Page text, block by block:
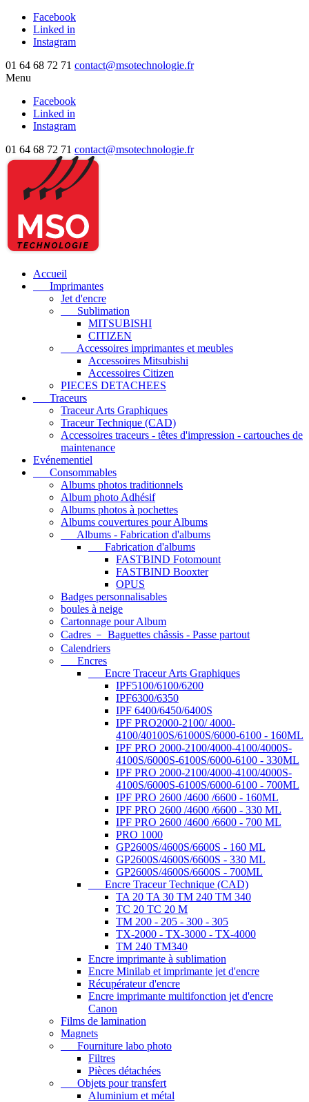
Facebook
Linked in
Instagram
01 64 68 72 71 contact@msotechnologie.fr
Menu
Facebook
Linked in
Instagram
01 64 68 72 71 contact@msotechnologie.fr
Accueil
Imprimantes
Jet d'encre
Sublimation
MITSUBISHI
CITIZEN
Accessoires imprimantes et meubles
Accessoires Mitsubishi
Accessoires Citizen
PIECES DETACHEES
Traceurs
Traceur Arts Graphiques
Traceur Technique (CAD)
Accessoires traceurs - têtes d'impression - cartouches de
maintenance
Evénementiel
Consommables
Albums photos traditionnels
Album photo Adhésif
Albums photos à pochettes
Albums couvertures pour Albums
Albums - Fabrication d'albums
Fabrication d'albums
FASTBIND Fotomount
FASTBIND Booxter
OPUS
Badges personnalisables
boules à neige
Cartonnage pour Album
Cadres ﹣ Baguettes châssis - Passe partout
Calendriers
Encres
Encre Traceur Arts Graphiques
IPF5100/6100/6200
IPF6300/6350
IPF 6400/6450/6400S
IPF PRO2000-2100/ 4000-
4100/40100S/61000S/6000-6100 - 160ML
IPF PRO 2000-2100/4000-4100/4000S-
4100S/6000S-6100S/6000-6100 - 330ML
IPF PRO 2000-2100/4000-4100/4000S-
4100S/6000S-6100S/6000-6100 - 700ML
IPF PRO 2600 /4600 /6600 - 160ML
IPF PRO 2600 /4600 /6600 - 330 ML
IPF PRO 2600 /4600 /6600 - 700 ML
PRO 1000
GP2600S/4600S/6600S - 160 ML
GP2600S/4600S/6600S - 330 ML
GP2600S/4600S/6600S - 700ML
Encre Traceur Technique (CAD)
TA 20 TA 30 TM 240 TM 340
TC 20 TC 20 M
TM 200 - 205 - 300 - 305
TX-2000 - TX-3000 - TX-4000
TM 240 TM340
Encre imprimante à sublimation
Encre Minilab et imprimante jet d'encre
Récupérateur d'encre
Encre imprimante multifonction jet d'encre
Canon
Films de lamination
Magnets
Fourniture labo photo
Filtres
Pièces détachées
Objets pour transfert
Aluminium et métal